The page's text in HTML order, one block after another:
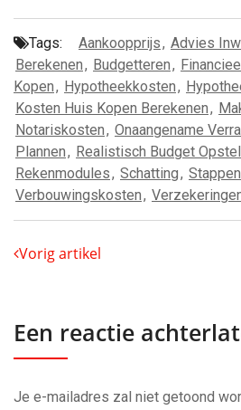
Tags: Aankoopprijs, Advies
Berekenen, Budgetteren,
Kopen, Hypotheekkosten,
Kosten Huis Kopen Berekenen,
Notariskosten, Onaangename
Plannen, Realistisch Budget
Rekenmodules, Schatting, Stappen
Verbouwingskosten,
Vorig artikel
Een reactie
Je e-mailadres zal niet getoond